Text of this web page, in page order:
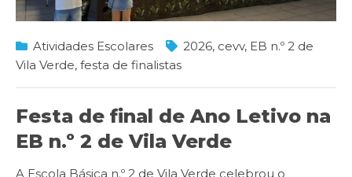
Atividades Escolares 2026, cevv, EB n.º 2 de
Vila Verde, festa de finalistas
Festa de final de Ano Letivo na
EB n.º 2 de Vila Verde
A Escola Básica n.º 2 de Vila Verde celebrou o